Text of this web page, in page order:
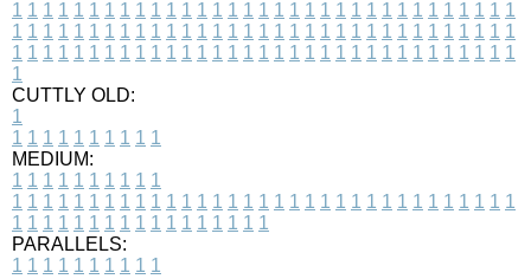
1 1 1 1 1 1 1 1 1 1 1 1 1 1 1 1 1 1 1 1 1 1 1 1 1 1 1 1 1 1 1 1 1
1 1 1 1 1 1 1 1 1 1 1 1 1 1 1 1 1 1 1 1 1 1 1 1 1 1 1 1 1 1 1 1 1
1 1 1 1 1 1 1 1 1 1 1 1 1 1 1 1 1 1 1 1 1 1 1 1 1 1 1 1 1 1 1 1 1
1
CUTTLY OLD:
1
1 1 1 1 1 1 1 1 1 1
MEDIUM:
1 1 1 1 1 1 1 1 1 1
1 1 1 1 1 1 1 1 1 1 1 1 1 1 1 1 1 1 1 1 1 1 1 1 1 1 1 1 1 1 1 1 1
1 1 1 1 1 1 1 1 1 1 1 1 1 1 1 1 1
PARALLELS:
1 1 1 1 1 1 1 1 1 1